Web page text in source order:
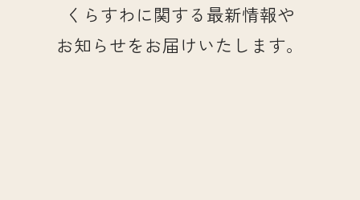
くらすわに関する最新情報や
お知らせをお届けいたします。